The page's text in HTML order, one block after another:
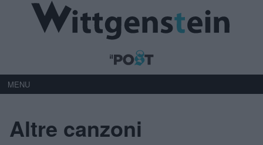
MENU
Altre canzoni